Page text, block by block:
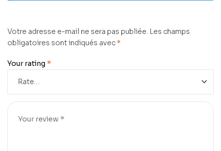
Votre adresse e-mail ne sera pas publiée. Les champs
obligatoires sont indiqués avec*
Your rating *